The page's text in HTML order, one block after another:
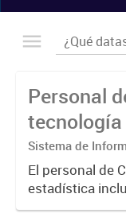
Personal
tecnología
Sistema de
Tecnología
El personal de
estadística
personas